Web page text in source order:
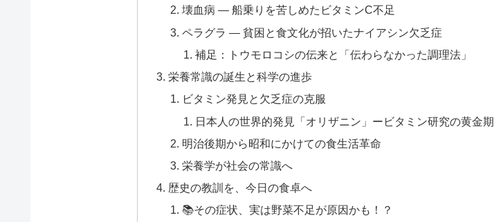
壊血病 ― 船乗りを苦しめたビタミンC不足
ペラグラ ― 貧困と食文化が招いたナイアシン欠乏症
補足：トウモロコシの伝来と「伝わらなかった調理法」
栄養常識の誕生と科学の進歩
ビタミン発見と欠乏症の克服
日本人の世界的発見「オリザニン」ービタミン研究の黄金期
明治後期から昭和にかけての食生活革命
栄養学が社会の常識へ
歴史の教訓を、今日の食卓へ
📚その症状、実は野菜不足が原因かも！？